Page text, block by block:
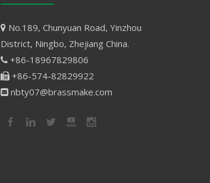
 No.189, Chunyuan Road, Yinzhou
District, Ningbo, Zhejiang China.
 +86-18967829806
 +86-574-82829922
 nbty07@brassmake.com